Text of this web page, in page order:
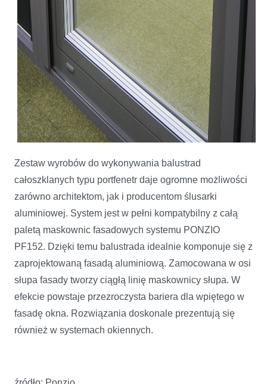
Zestaw wyrobów do wykonywania balustrad
całoszklanych typu portfenetr daje ogromne możliwości
zarówno architektom, jak i producentom ślusarki
aluminiowej. System jest w pełni kompatybilny z całą
paletą maskownic fasadowych systemu PONZIO
PF152. Dzięki temu balustrada idealnie komponuje się z
zaprojektowaną fasadą aluminiową. Zamocowana w osi
słupa fasady tworzy ciągłą linię maskownicy słupa. W
efekcie powstaje przezroczysta bariera dla wpiętego w
fasadę okna. Rozwiązania doskonale prezentują się
również w systemach okiennych.